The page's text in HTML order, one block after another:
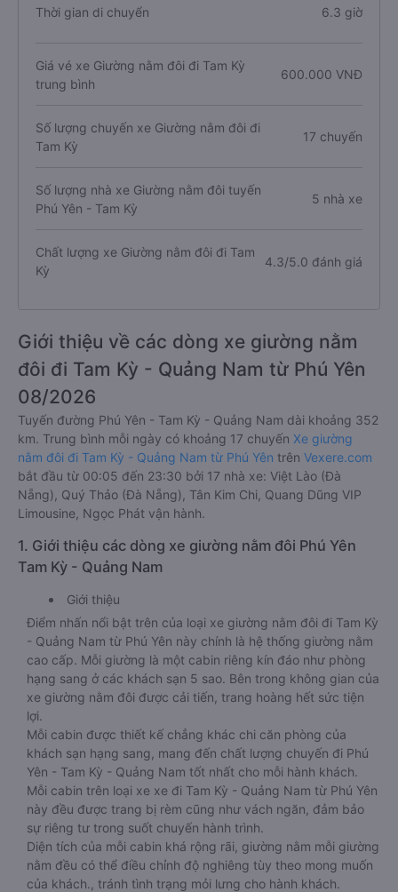
Thời gian di chuyển 6.3 giờ
Giá vé xe Giường nằm đôi đi Tam Kỳ
trung bình
600.000 VNĐ
Số lượng chuyến xe Giường nằm đôi đi
Tam Kỳ
17 chuyến
Số lượng nhà xe Giường nằm đôi tuyến
Phú Yên - Tam Kỳ
5 nhà xe
Chất lượng xe Giường nằm đôi đi Tam
Kỳ
4.3/5.0 đánh giá
Giới thiệu về các dòng xe giường nằm
đôi đi Tam Kỳ - Quảng Nam từ Phú Yên
08/2026
Tuyến đường Phú Yên - Tam Kỳ - Quảng Nam dài khoảng 352
km. Trung bình mỗi ngày có khoảng 17 chuyến Xe giường
nằm đôi đi Tam Kỳ - Quảng Nam từ Phú Yên trên Vexere.com
bắt đầu từ 00:05 đến 23:30 bởi 17 nhà xe: Việt Lào (Đà
Nẵng), Quý Thảo (Đà Nẵng), Tân Kim Chi, Quang Dũng VIP
Limousine, Ngọc Phát vận hành.
1. Giới thiệu các dòng xe giường nằm đôi Phú Yên
Tam Kỳ - Quảng Nam
Giới thiệu
Điểm nhấn nổi bật trên của loại xe giường nằm đôi đi Tam Kỳ
- Quảng Nam từ Phú Yên này chính là hệ thống giường nằm
cao cấp. Mỗi giường là một cabin riêng kín đáo như phòng
hạng sang ở các khách sạn 5 sao. Bên trong không gian của
xe giường nằm đôi được cải tiến, trang hoàng hết sức tiện
lợi.
Mỗi cabin được thiết kế chẳng khác chi căn phòng của
khách sạn hạng sang, mang đến chất lượng chuyến đi Phú
Yên - Tam Kỳ - Quảng Nam tốt nhất cho mỗi hành khách.
Mỗi cabin trên loại xe xe đi Tam Kỳ - Quảng Nam từ Phú Yên
này đều được trang bị rèm cũng như vách ngăn, đảm bảo
sự riêng tư trong suốt chuyến hành trình.
Diện tích của mỗi cabin khá rộng rãi, giường nằm mỗi giường
nằm đều có thể điều chỉnh độ nghiêng tùy theo mong muốn
của khách., tránh tình trạng mỏi lưng cho hành khách.